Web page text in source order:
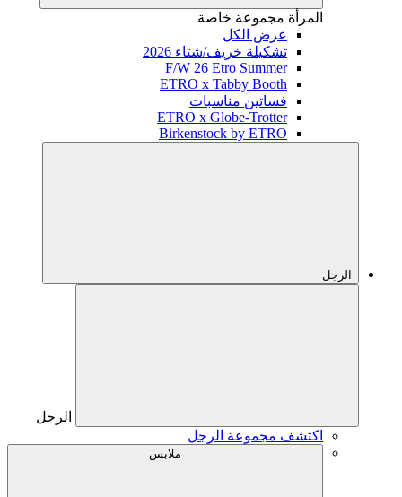
المرأة مجموعة خاصة
عرض الكل
تشكيلة خريف/شتاء 2026
F/W 26 Etro Summer
ETRO x Tabby Booth
فساتين مناسبات
ETRO x Globe-Trotter
Birkenstock by ETRO
الرجل
الرجل
اكتشف مجموعة الرجل
ملابس